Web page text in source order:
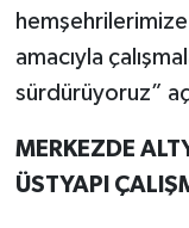
amacıyla
sürdürüyoruz”
MERKEZDE
ÜSTYAPI